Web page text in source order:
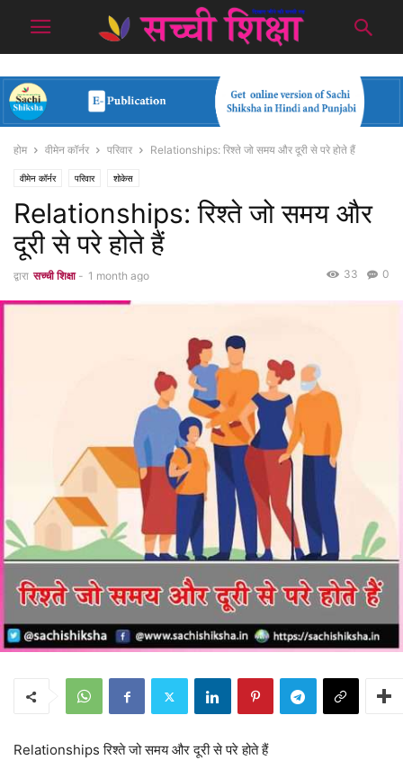
होम वीमेन कॉर्नर परिवार Relationships: रिश्ते जो समय और दूरी से परे होते हैं
वीमेन कॉर्नर परिवार शोकेस
Relationships: रिश्ते जो समय और
दूरी से परे होते हैं
द्वारा सच्ची शिक्षा - 1 month ago 0
33
Relationships रिश्ते जो समय और दूरी से परे होते हैं